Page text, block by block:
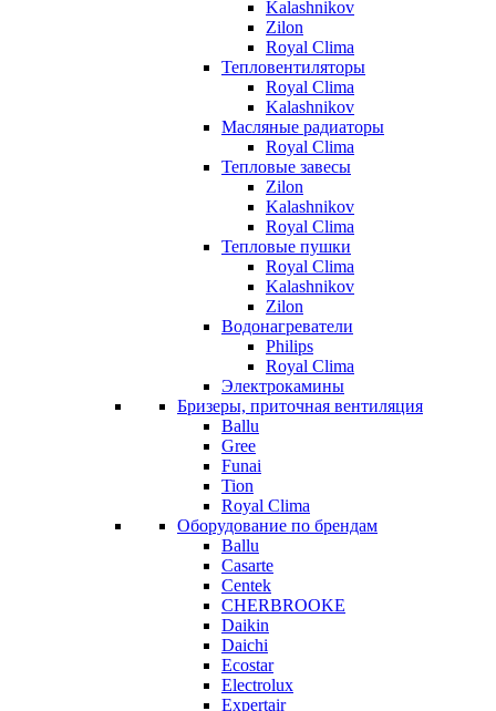
Kalashnikov
Zilon
Royal Clima
Тепловентиляторы
Royal Clima
Kalashnikov
Масляные радиаторы
Royal Clima
Тепловые завесы
Zilon
Kalashnikov
Royal Clima
Тепловые пушки
Royal Clima
Kalashnikov
Zilon
Водонагреватели
Philips
Royal Clima
Электрокамины
Бризеры, приточная вентиляция
Ballu
Gree
Funai
Tion
Royal Clima
Оборудование по брендам
Ballu
Casarte
Centek
CHERBROOKE
Daikin
Daichi
Ecostar
Electrolux
Expertair